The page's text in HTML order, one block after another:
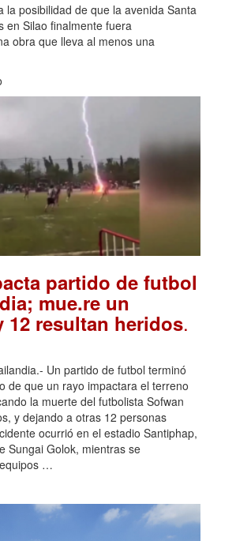
la posibilidad de que la avenida Santa
en Silao finalmente fuera
obra que lleva al menos una
partido de futbol
mue.re un
12 resultan heridos.
Un partido de futbol terminó
de que un rayo impactara el terreno
la muerte del futbolista Sofwan
y dejando a otras 12 personas
ocurrió en el estadio Santiphap,
Sungai Golok, mientras se
…